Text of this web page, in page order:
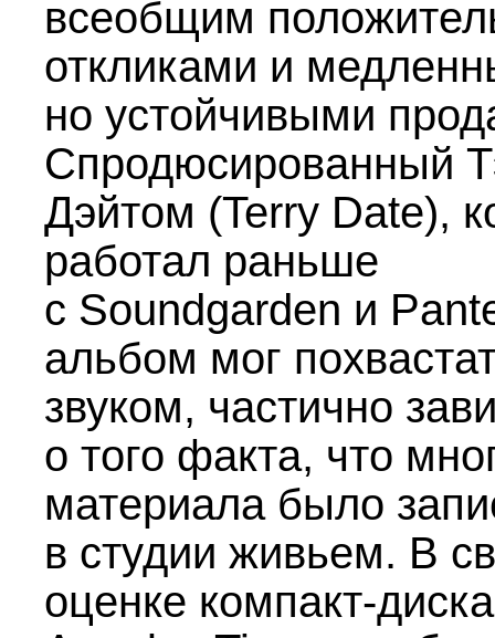
всеобщим
откликами и
но устойчивыми
Спродюсированный
Дэйтом (Terry Date),
работал раньше
с Soundgarden и
альбом мог
звуком, частично
о того факта, что
материала было
в студии живьем. В
оценке компакт-